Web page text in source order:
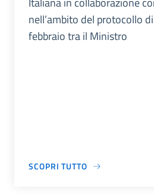
nell’ambito del protocollo
febbraio tra il Ministro
SCOPRI TUTTO